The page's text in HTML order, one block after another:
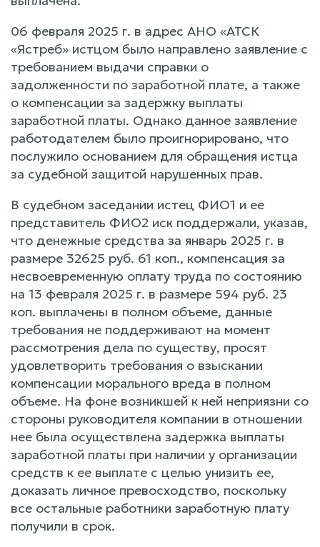
06 февраля 2025 г. в адрес АНО «АТСК
«Ястреб» истцом было направлено заявление с
требованием выдачи справки о
задолженности по заработной плате, а также
о компенсации за задержку выплаты
заработной платы. Однако данное заявление
работодателем было проигнорировано, что
послужило основанием для обращения истца
за судебной защитой нарушенных прав.
В судебном заседании истец ФИО1 и ее
представитель ФИО2 иск поддержали, указав,
что денежные средства за январь 2025 г. в
размере 32625 руб. 61 коп., компенсация за
несвоевременную оплату труда по состоянию
на 13 февраля 2025 г. в размере 594 руб. 23
коп. выплачены в полном объеме, данные
требования не поддерживают на момент
рассмотрения дела по существу, просят
удовлетворить требования о взыскании
компенсации морального вреда в полном
объеме. На фоне возникшей к ней неприязни со
стороны руководителя компании в отношении
нее была осуществлена задержка выплаты
заработной платы при наличии у организации
средств к ее выплате с целью унизить ее,
доказать личное превосходство, поскольку
все остальные работники заработную плату
получили в срок.